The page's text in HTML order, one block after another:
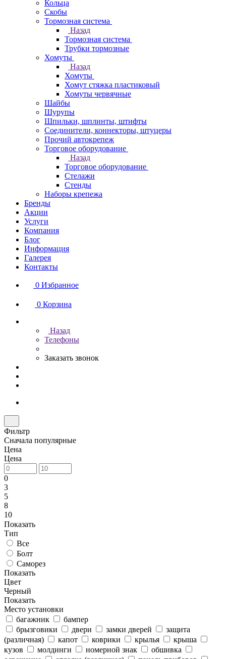
Кольца
Скобы
Тормозная система
Назад
Тормозная система
Трубки тормозные
Хомуты
Назад
Хомуты
Хомут стяжка пластиковый
Хомуты червячные
Шайбы
Шурупы
Шпильки, шплинты, штифты
Соединители, коннекторы, штуцеры
Прочий автокрепеж
Торговое оборудование
Назад
Торговое оборудование
Стелажи
Стенды
Наборы крепежа
Бренды
Акции
Услуги
Компания
Блог
Информация
Галерея
Контакты
0 Избранное
0 Корзина
Назад
Телефоны
Заказать звонок
Фильтр
Сначала популярные
Цена
Цена
0
3
5
8
10
Показать
Тип
Все
Болт
Саморез
Показать
Цвет
Черный
Показать
Место установки
багажник
бампер
брызговики
двери замки дверей
защита
(различная)
капот коврики крылья
крыша
кузов
молдинги номерной знак
обшивка